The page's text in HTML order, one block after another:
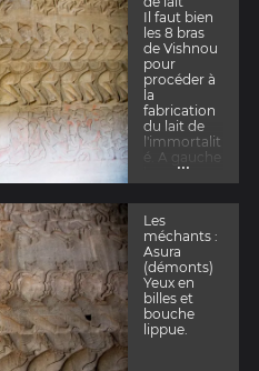
Il faut bien
les 8 bras
de Vishnou
pour
procéder à
la
fabrication
du lait de
l'immortalit
é. A gauche
méchants à
droite les
gentils.
...
Les
méchants :
Asura
(démonts)
Yeux en
billes et
bouche
lippue.